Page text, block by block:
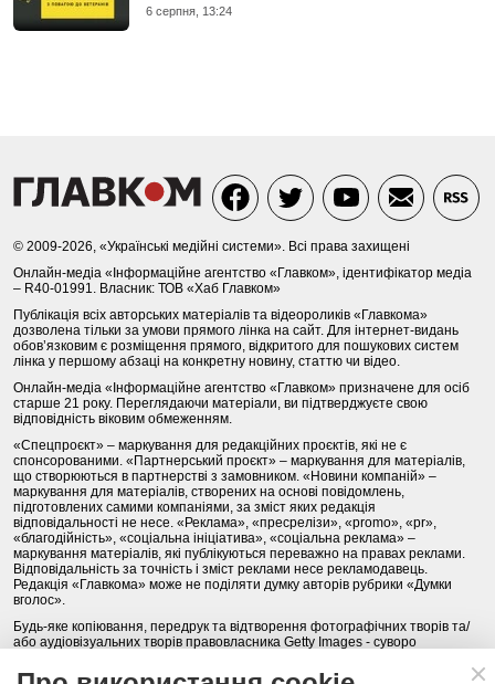
6 серпня, 13:24
© 2009-2026, «Українські медійні системи». Всі права захищені
Онлайн-медіа «Інформаційне агентство «Главком», ідентифікатор медіа
– R40-01991. Власник: ТОВ «Хаб Главком»
Публікація всіх авторських матеріалів та відеороликів «Главкома»
дозволена тільки за умови прямого лінка на сайт. Для інтернет-видань
обов’язковим є розміщення прямого, відкритого для пошукових систем
лінка у першому абзаці на конкретну новину, статтю чи відео.
Онлайн-медіа «Інформаційне агентство «Главком» призначене для осіб
старше 21 року. Переглядаючи матеріали, ви підтверджуєте свою
відповідність віковим обмеженням.
«Спецпроєкт» – маркування для редакційних проєктів, які не є
спонсорованими. «Партнерський проєкт» – маркування для матеріалів,
що створюються в партнерстві з замовником. «Новини компаній» –
маркування для матеріалів, створених на основі повідомлень,
підготовлених самими компаніями, за зміст яких редакція
відповідальності не несе. «Реклама», «пресрелізи», «promo», «pr»,
«благодійність», «соціальна ініціатива», «соціальна реклама» –
маркування матеріалів, які публікуються переважно на правах реклами.
Відповідальність за точність і зміст реклами несе рекламодавець.
Редакція «Главкома» може не поділяти думку авторів рубрики «Думки
вголос».
Будь-яке копіювання, передрук та відтворення фотографічних творів та/
або аудіовізуальних творів правовласника Getty Images - суворо